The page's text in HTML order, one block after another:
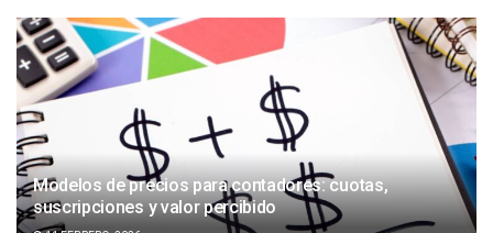
Modelos de precios para contadores: cuotas,
suscripciones y valor percibido